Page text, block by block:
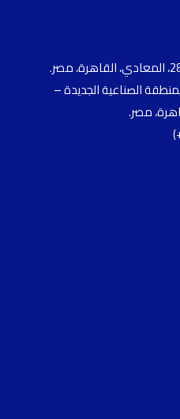
القطع 36 و37، المنطقة الصناعية الجديدة –
مصر.